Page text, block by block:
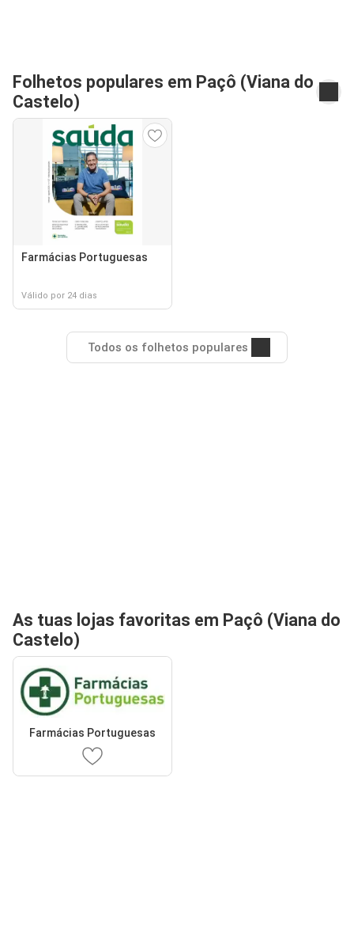
Folhetos populares em Paçô (Viana do
Castelo)
Farmácias Portuguesas
Válido por 24 dias
Todos os folhetos populares
As tuas lojas favoritas em Paçô (Viana do
Castelo)
Farmácias Portuguesas